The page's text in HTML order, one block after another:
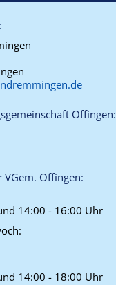
Offingen:
VGem. Offingen:
14:00 - 16:00 Uhr
14:00 - 18:00 Uhr